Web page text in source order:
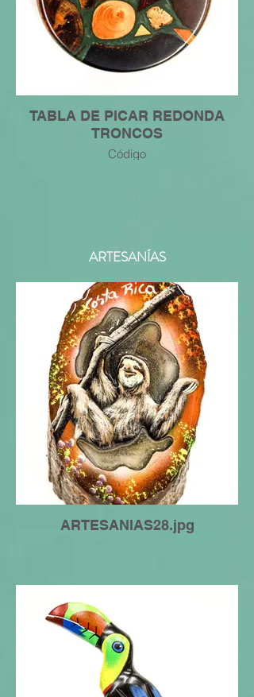
TABLA DE PICAR REDONDA
TRONCOS
Código
ARTESANÍAS
ARTESANIAS28.jpg